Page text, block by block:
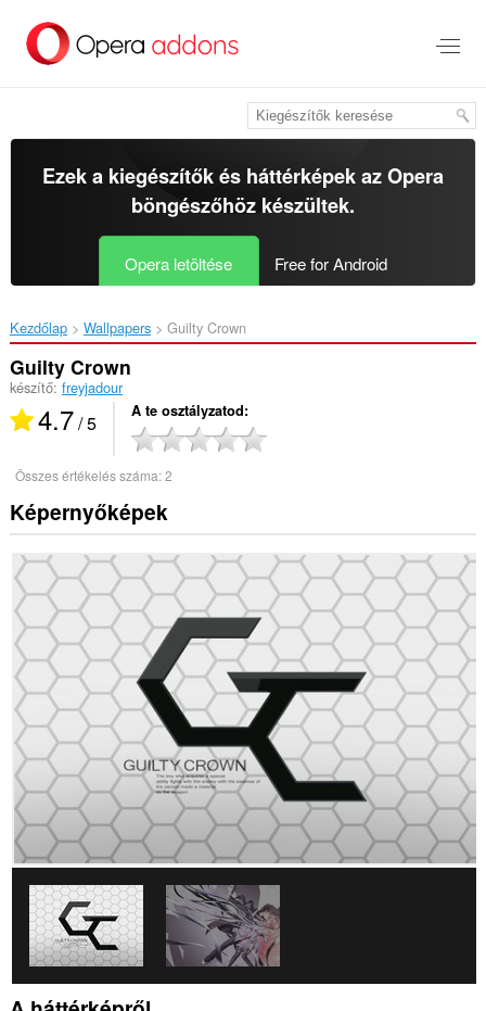
Ezek a kiegészítők és háttérképek azOpera
böngészőhözkészültek.
Opera letöltése Free for Android
Kezdőlap Wallpapers Guilty Crown‎
Guilty Crown
készítő: freyjadour
4.7/ 5 A te osztályzatod
Összes értékelés száma:2
Képernyőképek